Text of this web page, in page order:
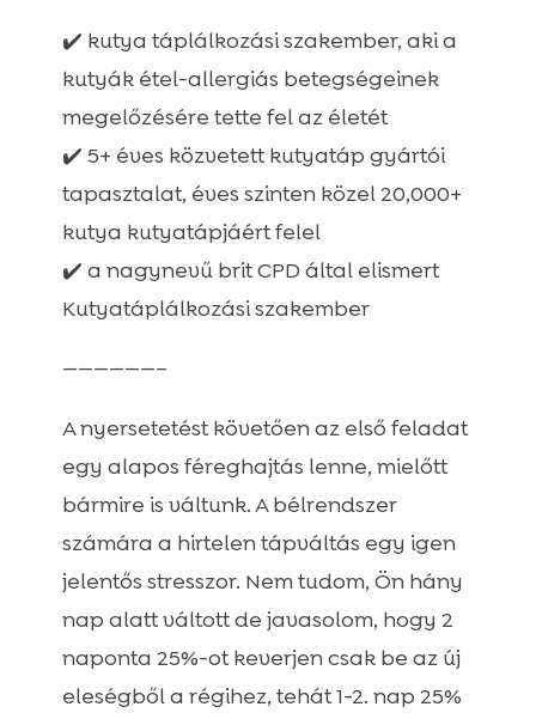
Ted Hipoallergén marhás száraz kutyatáp
✔️ kutya táplálkozási szakember, aki a
kutyák étel-allergiás betegségeinek
megelőzésére tette fel az életét
✔️ 5+ éves közvetett kutyatáp gyártói
tapasztalat, éves szinten közel 20,000+
kutya kutyatápjáért felel
✔️ a nagynevű brit CPD által elismert
Kutyatáplálkozási szakember
——————–
A nyersetetést követően az első feladat
egy alapos féreghajtás lenne, mielőtt
bármire is váltunk. A bélrendszer
számára a hirtelen tápváltás egy igen
jelentős stresszor. Nem tudom, Ön hány
nap alatt váltott de javasolom, hogy 2
naponta 25%-ot keverjen csak be az új
eleségből a régihez, tehát 1-2. nap 25%